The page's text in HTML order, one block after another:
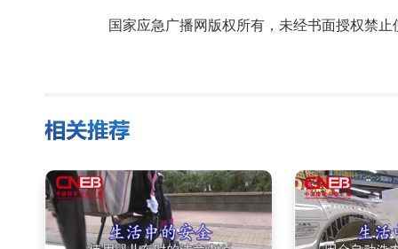
国家应急广播网版权所有，未经书面授权禁